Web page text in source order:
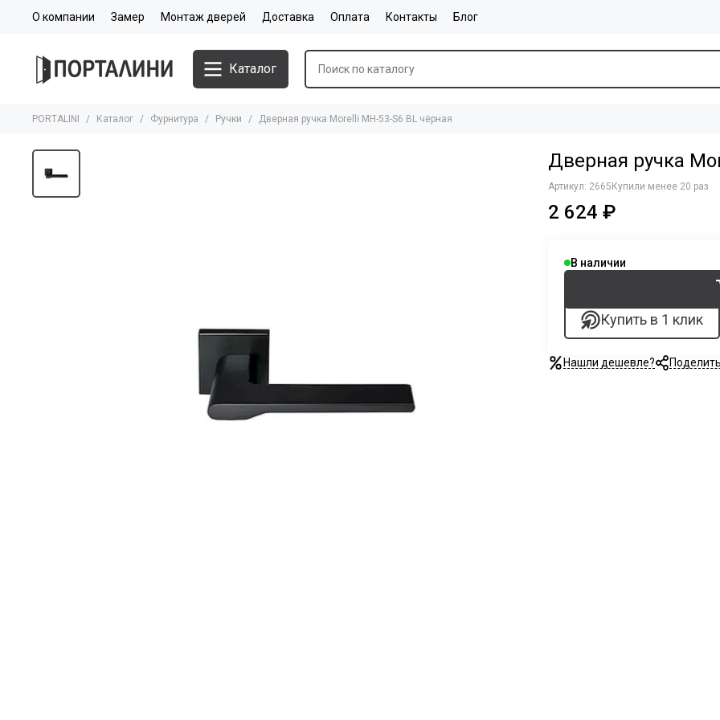
О компании Замер Монтаж дверей Доставка Оплата Контакты Блог
Каталог
PORTALINI Каталог Фурнитура Ручки Дверная ручка Morelli MH-53-S6 BL чёрная
Дверная ручка
Артикул: 2665 Купили менее 20 раз
2 624 ₽
В наличии
Купить в 1 клик
Нашли дешевле?